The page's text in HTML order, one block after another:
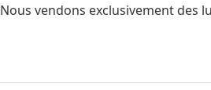
Nous vendons exclusivement des